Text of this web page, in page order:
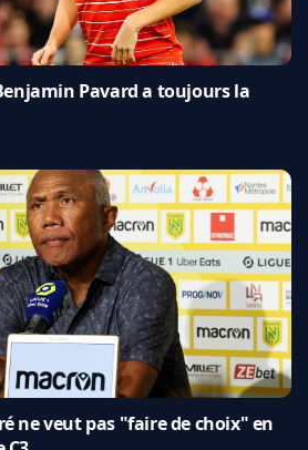
Pavard a toujours la
ne veut pas "faire de choix" en